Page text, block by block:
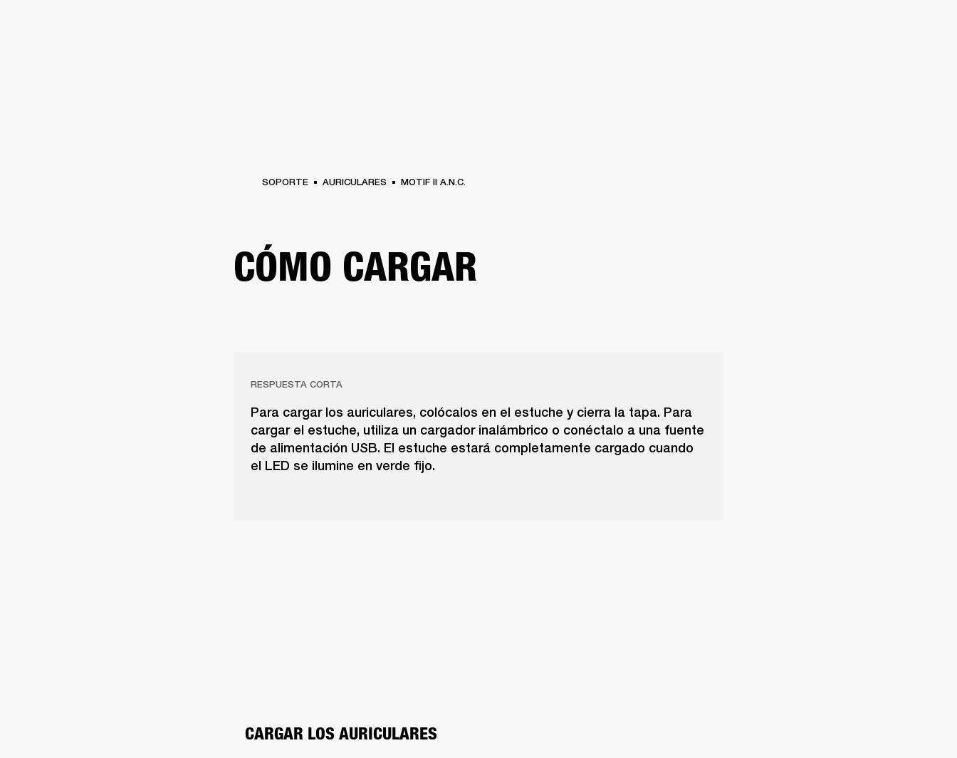
SOPORTE AURICULARES MOTIF II A.N.C.
CÓMO CARGAR
RESPUESTA CORTA
Para cargar los auriculares, colócalos en el estuche y cierra la tapa. Para
cargar el estuche, utiliza un cargador inalámbrico o conéctalo a una fuente
de alimentación USB. El estuche estará completamente cargado cuando
el LED se ilumine en verde fijo.
CARGAR LOS AURICULARES